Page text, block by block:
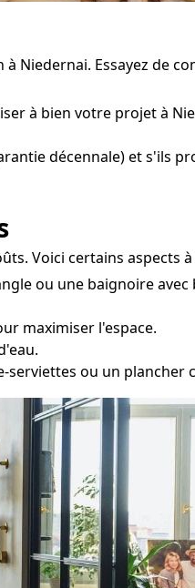
Niedernai. Essayez de
à bien votre projet à
décennale) et s'ils
Voici certains aspects
ou une baignoire avec
maximiser l'espace.
serviettes ou un plancher